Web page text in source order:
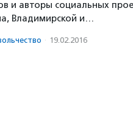
и авторы социальных
Владимирской и…
· 19.02.2016